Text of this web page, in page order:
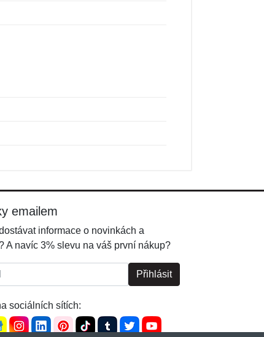
emailem
informace o novinkách a
A navíc 3% slevu na váš první nákup?
Přihlásit
sociálních sítích: